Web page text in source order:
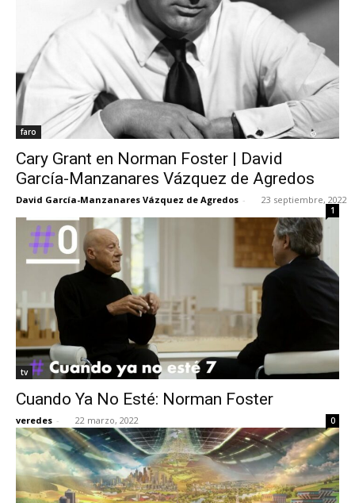
faro
Cary Grant en Norman Foster | David
García-Manzanares Vázquez de Agredos
David García-Manzanares Vázquez de Agredos - 23 septiembre, 2022
1
tv
Cuando Ya No Esté: Norman Foster
veredes - 22 marzo, 2022 0